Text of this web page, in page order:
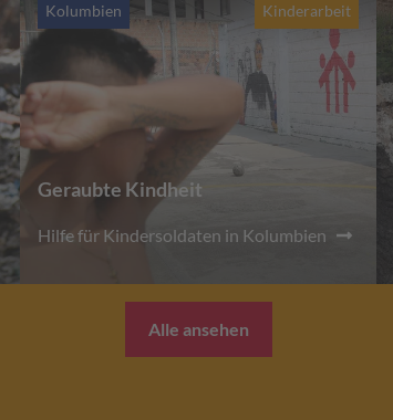
Kolumbien Kinderarbeit
Geraubte Kindheit
Hilfe für Kindersoldaten in Kolumbien
Alle ansehen